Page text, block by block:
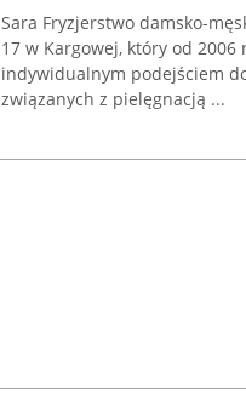
Sara Fryzjerstwo damsko-
17 w Kargowej, który od 2006
indywidualnym podejściem
związanych z pielęgnacją ...